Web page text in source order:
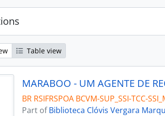
Table view
BR RSIFRSPOA BCVM-SUP_SSI-TCC-
Part ofBiblioteca Clóvis Vergara